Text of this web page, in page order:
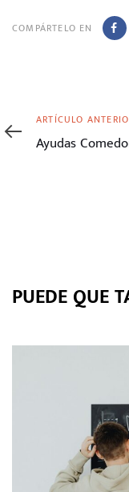
COMPÁRTELO EN
Artículo
anterior
ARTÍCULO
Ayudas
PUEDE QUE